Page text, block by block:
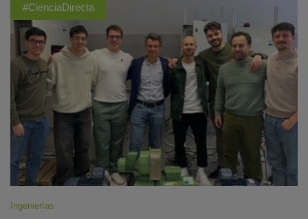
#CienciaDirecta
Ingenierías